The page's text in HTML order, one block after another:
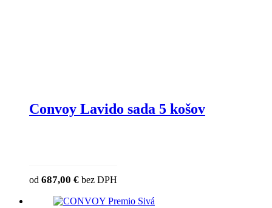
Convoy Lavido sada 5 košov
od 687,00 € bez DPH